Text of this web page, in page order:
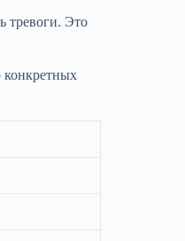
тревоги. Это
конкретных